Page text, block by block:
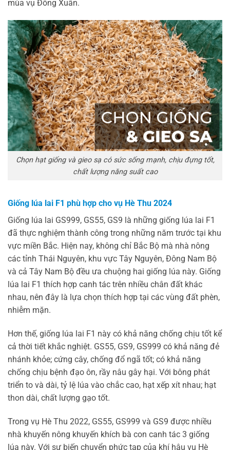
mùa vụ Đông Xuân.
Chọn hạt giống và gieo sạ có sức sống mạnh, chịu đựng tốt,
chất lượng năng suất cao
Giống lúa lai F1 phù hợp cho vụ Hè Thu 2024
Giống lúa lai GS999, GS55, GS9 là những giống lúa lai F1
đã thực nghiệm thành công trong những năm trước tại khu
vực miền Bắc. Hiện nay, không chỉ Bắc Bộ mà nhà nông
các tỉnh Thái Nguyên, khu vực Tây Nguyên, Đông Nam Bộ
và cả Tây Nam Bộ đều ưa chuộng hai giống lúa này. Giống
lúa lai F1 thích hợp canh tác trên nhiều chân đất khác
nhau, nên đây là lựa chọn thích hợp tại các vùng đất phèn,
nhiễm mặn.
Hơn thế, giống lúa lai F1 này có khả năng chống chịu tốt kể
cả thời tiết khắc nghiệt. GS55, GS9, GS999 có khả năng đẻ
nhánh khỏe; cứng cây, chống đổ ngã tốt; có khả năng
chống chịu bệnh đạo ôn, rầy nâu gây hại. Với bông phát
triển to và dài, tỷ lệ lúa vào chắc cao, hạt xếp xít nhau; hạt
thon dài, chất lượng gạo tốt.
Trong vụ Hè Thu 2022, GS55, GS999 và GS9 được nhiều
nhà khuyến nông khuyến khích bà con canh tác 3 giống
lúa này. Với sự biến chuyển phức tạp của khí hậu vụ Hè